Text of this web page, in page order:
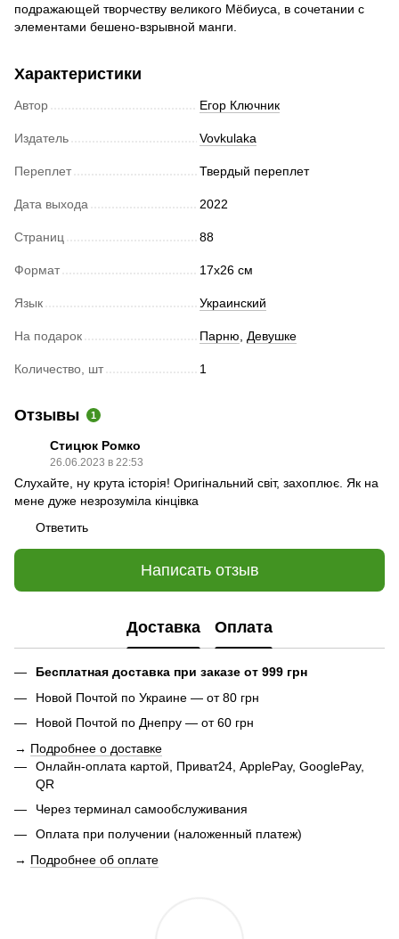
подражающей творчеству великого Мёбиуса, в сочетании с
элементами бешено-взрывной манги.
Характеристики
Автор Егор Ключник
Издатель Vovkulaka
Переплет Твердый переплет
Дата выхода 2022
Страниц 88
Формат 17х26 см
Язык Украинский
На подарок Парню, Девушке
Количество, шт 1
Отзывы 1
Стицюк Ромко
26.06.2023 в 22:53
Слухайте, ну крута історія! Оригінальний світ, захоплює. Як на
мене дуже незрозуміла кінцівка
Ответить
Написать отзыв
Доставка Оплата
Бесплатная доставка при заказе от 999 грн
Новой Почтой по Украине — от 80 грн
Новой Почтой по Днепру — от 60 грн
→ Подробнее о доставке
Онлайн-оплата картой, Приват24, ApplePay, GooglePay,
QR
Через терминал самообслуживания
Оплата при получении (наложенный платеж)
→ Подробнее об оплате